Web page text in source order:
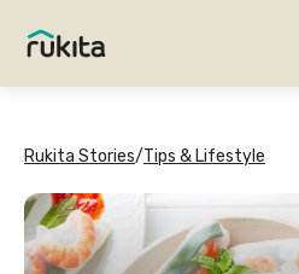
Rukita Stories/Tips & Lifestyle